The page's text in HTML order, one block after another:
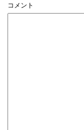
コメント